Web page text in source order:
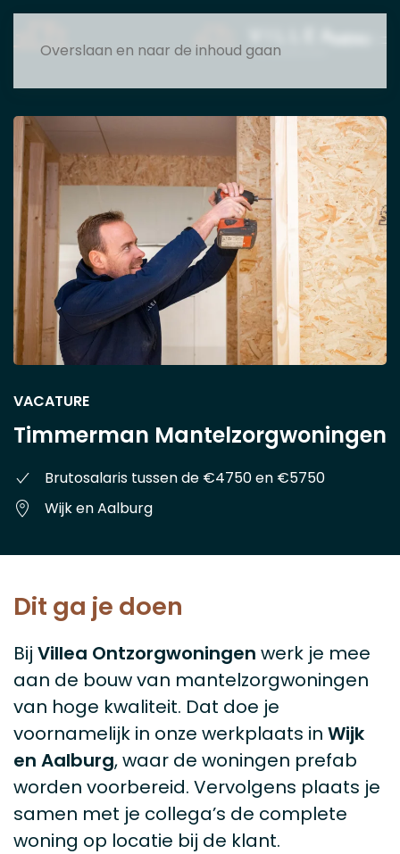
Overslaan en naar de inhoud gaan
VACATURE
Timmerman Mantelzorgwoningen
Brutosalaris tussen de €4750 en €5750
Wijk en Aalburg
Dit ga je doen
Bij Villea Ontzorgwoningen werk je mee
aan de bouw van mantelzorgwoningen
van hoge kwaliteit. Dat doe je
voornamelijk in onze werkplaats in Wijk
en Aalburg, waar de woningen prefab
worden voorbereid. Vervolgens plaats je
samen met je collega’s de complete
woning op locatie bij de klant.